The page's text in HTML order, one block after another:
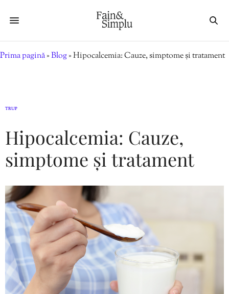
Prima pagină»Blog»Hipocalcemia: Cauze, simptome și tratament
TRUP
Hipocalcemia: Cauze,
simptome și tratament